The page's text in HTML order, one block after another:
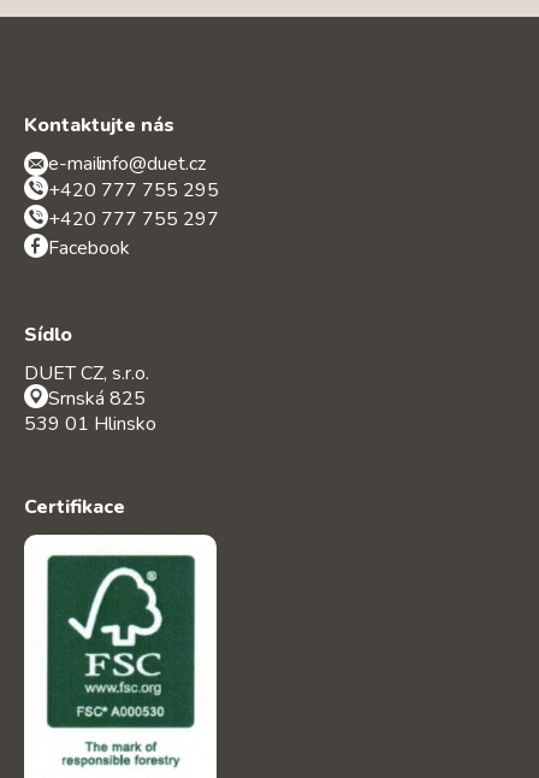
Kontaktujte nás
e-mail:info@duet.cz
+420 777 755 295
+420 777 755 297
Facebook
Sídlo
DUET CZ, s.r.o.
Srnská 825
539 01 Hlinsko
Certifikace